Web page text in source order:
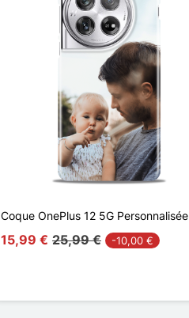
Coque OnePlus 12 5G Personnalisée
15,99 € 25,99 € -10,00 €